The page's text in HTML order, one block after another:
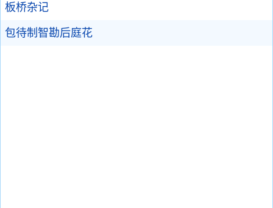
板桥杂记
包待制智勘后庭花